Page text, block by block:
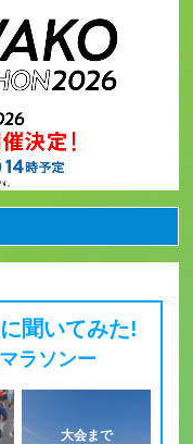
聞いてみた!
ラソンー
大会まで